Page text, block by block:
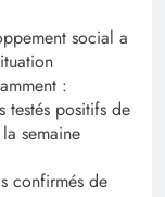
social a
:
testés positifs de
semaine
confirmés de